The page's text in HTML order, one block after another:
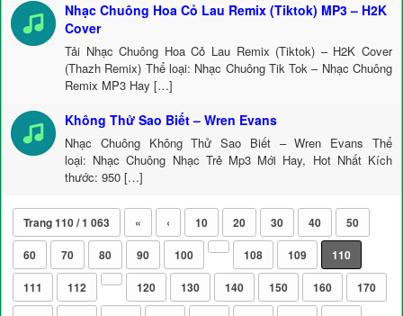
Nhạc Chuông Hoa Cỏ Lau Remix (Tiktok) MP3 – H2K
Cover
Tải Nhạc Chuông Hoa Cỏ Lau Remix (Tiktok) – H2K Cover
(Thazh Remix) Thể loại: Nhạc Chuông Tik Tok – Nhạc Chuông
Remix MP3 Hay […]
Không Thử Sao Biết – Wren Evans
Nhạc Chuông Không Thử Sao Biết – Wren Evans Thể
loại: Nhạc Chuông Nhạc Trẻ Mp3 Mới Hay, Hot Nhất Kích
thước: 950 […]
Trang 110 / 1 063 « ‹ 10 20 30 40
50
60
70 80 90 100 108 109
110
111
112 120 130 140 150 160
170